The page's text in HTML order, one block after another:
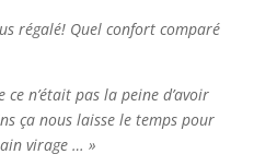
régalé! Quel confort comparé
ce n’était pas la peine d’avoir
ça nous laisse le temps pour
virage … »